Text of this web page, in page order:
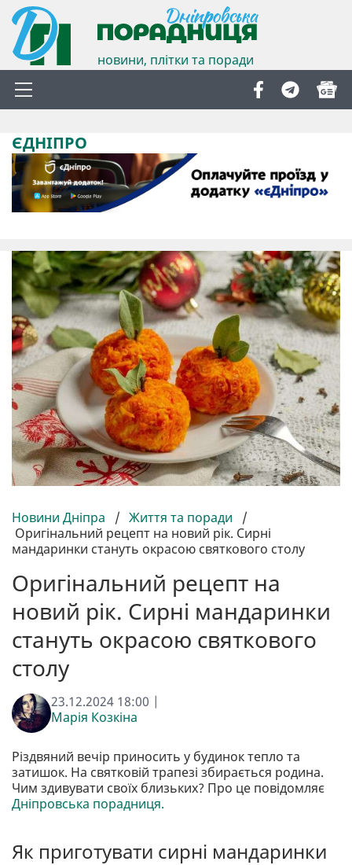
новини, плітки та поради
ЄДНІПРО
Новини Дніпра / Життя та поради
/
Оригінальний рецепт на новий рік. Сирні
мандаринки стануть окрасою святкового столу
Оригінальний рецепт на
новий рік. Сирні мандаринки
стануть окрасою святкового
столу
23.12.2024 18:00 |
Марія Козкіна
Різдвяний вечір приносить у будинок тепло та
затишок. На святковій трапезі збирається родина.
Чим здивувати своїх близьких? Про це повідомляє
Дніпровська порадниця.
Як приготувати сирні мандаринки